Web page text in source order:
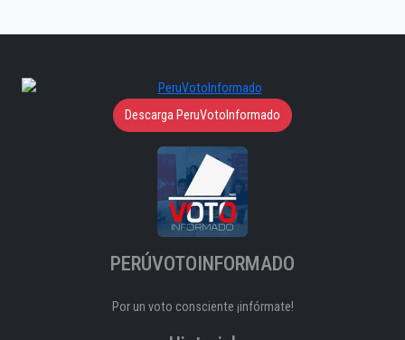
Descarga PeruVotoInformado
PERÚVOTOINFORMADO
Por un voto consciente ¡infórmate!